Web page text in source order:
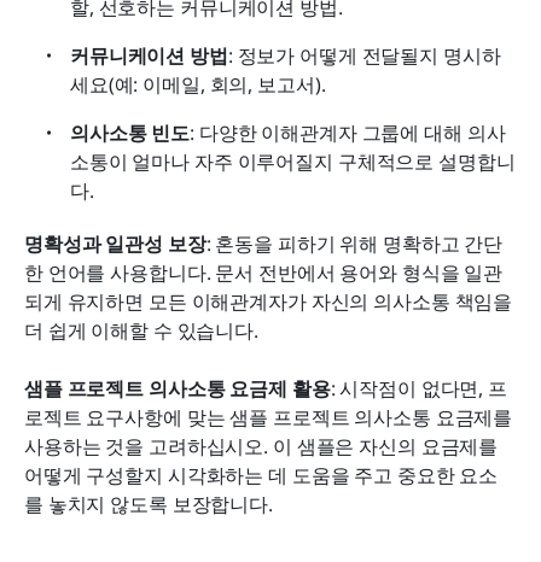
할, 선호하는 커뮤니케이션 방법.
커뮤니케이션 방법: 정보가 어떻게 전달될지 명시하
세요(예: 이메일, 회의, 보고서).
의사소통 빈도: 다양한 이해관계자 그룹에 대해 의사
소통이 얼마나 자주 이루어질지 구체적으로 설명합니
다.
명확성과 일관성 보장: 혼동을 피하기 위해 명확하고 간단
한 언어를 사용합니다. 문서 전반에서 용어와 형식을 일관
되게 유지하면 모든 이해관계자가 자신의 의사소통 책임을
더 쉽게 이해할 수 있습니다.
샘플 프로젝트 의사소통 요금제 활용: 시작점이 없다면, 프
로젝트 요구사항에 맞는 샘플 프로젝트 의사소통 요금제를
사용하는 것을 고려하십시오. 이 샘플은 자신의 요금제를
어떻게 구성할지 시각화하는 데 도움을 주고 중요한 요소
를 놓치지 않도록 보장합니다.